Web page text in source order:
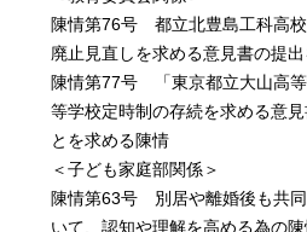
陳情第76号 都立北豊島工科高
廃止見直しを求める意見書の提
陳情第77号 「東京都立大山高
等学校定時制の存続を求める意
とを求める陳情
＜子ども家庭部関係＞
陳情第63号 別居や離婚後も共
いて、認知や理解を高める為の